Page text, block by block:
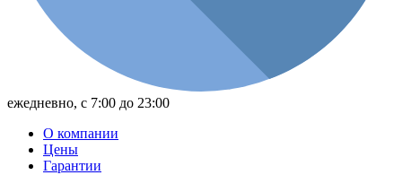
ежедневно, с 7:00 до 23:00
О компании
Цены
Гарантии